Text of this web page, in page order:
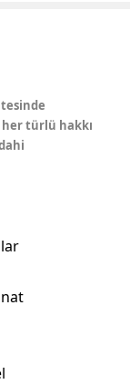
her türlü hakkı